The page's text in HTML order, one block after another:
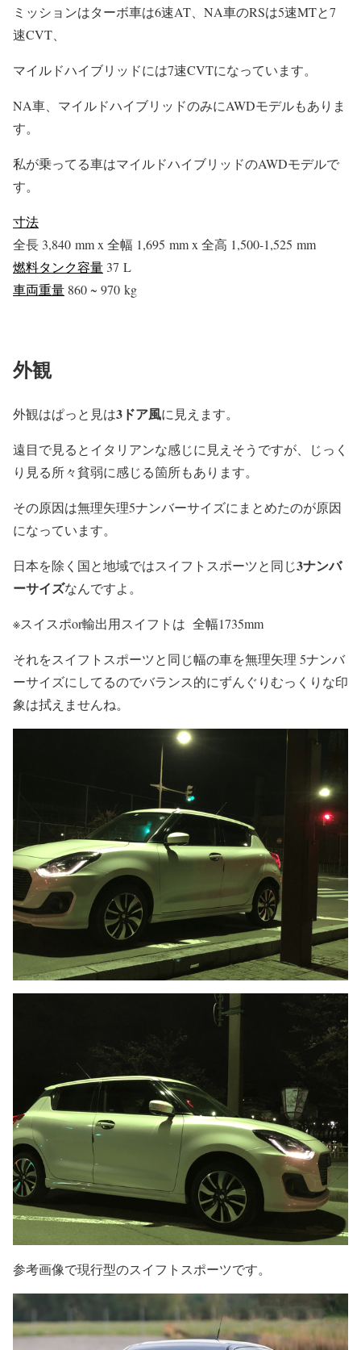
ミッションはターボ車は6速AT、NA車のRSは5速MTと7
速CVT、
マイルドハイブリッドには7速CVTになっています。
NA車、マイルドハイブリッドのみにAWDモデルもありま
す。
私が乗ってる車はマイルドハイブリッドのAWDモデルで
す。
寸法
全長 3,840 mm x 全幅 1,695 mm x 全高 1,500-1,525 mm
燃料タンク容量 37 L
車両重量 860 ~ 970 kg
外観
外観はぱっと見は3ドア風に見えます。
遠目で見るとイタリアンな感じに見えそうですが、じっく
り見る所々貧弱に感じる箇所もあります。
その原因は無理矢理5ナンバーサイズにまとめたのが原因
になっています。
日本を除く国と地域ではスイフトスポーツと同じ3ナンバ
ーサイズなんですよ。
※スイスポor輸出用スイフトは 全幅1735mm
それをスイフトスポーツと同じ幅の車を無理矢理 5ナンバ
ーサイズにしてるのでバランス的にずんぐりむっくりな印
象は拭えませんね。
参考画像で現行型のスイフトスポーツです。